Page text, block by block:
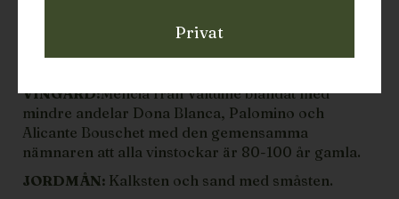
VINGÅRD:Mencia från Valtuille blandat med
mindre andelar Dona Blanca, Palomino och
Alicante Bouschet med den gemensamma
nämnaren att alla vinstockar är 80-100 år gamla.
JORDMÅN: Kalksten och sand med småsten.
Privat